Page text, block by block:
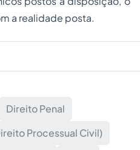
a realidade posta.
Direito Penal
Processual Civil)